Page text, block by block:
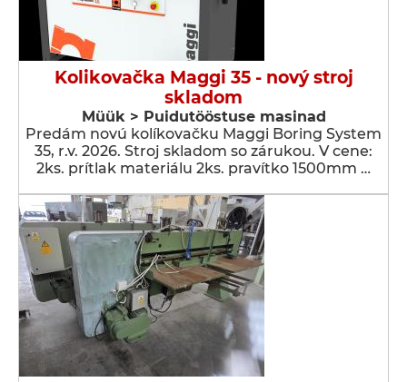
Kolikovačka Maggi 35 - nový stroj
skladom
Müük > Puidutööstuse masinad
Predám novú kolíkovačku Maggi Boring System
35, r.v. 2026. Stroj skladom so zárukou. V cene:
2ks. prítlak materiálu 2ks. pravítko 1500mm …